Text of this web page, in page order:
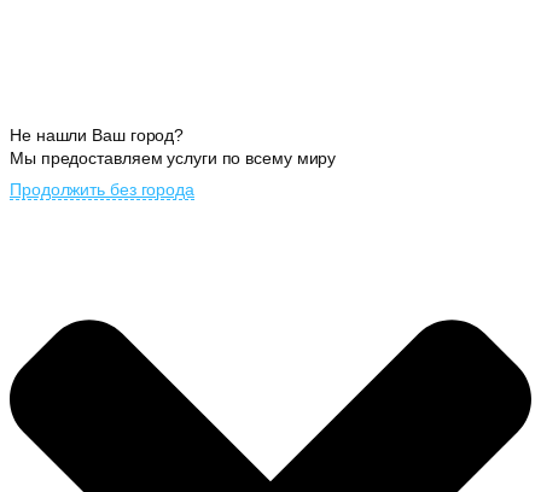
Не нашли Ваш город?
Мы предоставляем услуги по всему миру
Продолжить без города